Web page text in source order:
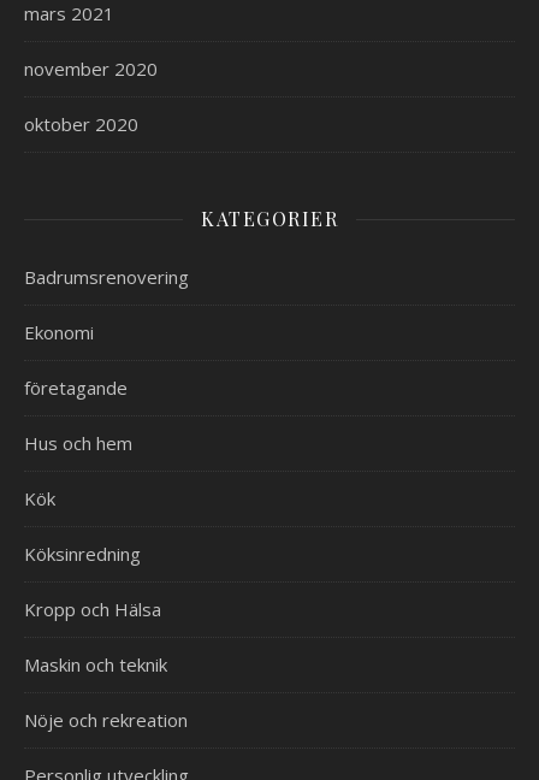
mars 2021
november 2020
oktober 2020
KATEGORIER
Badrumsrenovering
Ekonomi
företagande
Hus och hem
Kök
Köksinredning
Kropp och Hälsa
Maskin och teknik
Nöje och rekreation
Personlig utveckling